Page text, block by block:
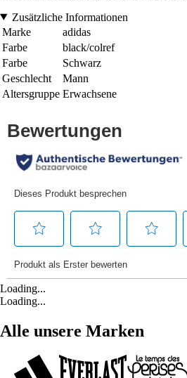
Zusätzliche Informationen
Marke
adidas
Farbe
black/colref
Farbe
Schwarz
Geschlecht
Mann
Altersgruppe Erwachsene
Loading...
Loading...
Alle unsere Marken